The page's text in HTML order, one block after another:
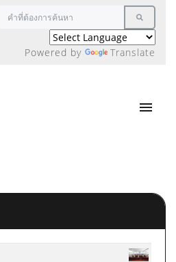
Powered by Translate